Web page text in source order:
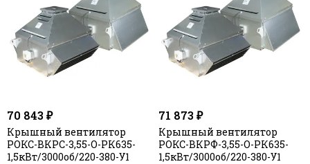
70 843 ₽
Крышный вентилятор
РОКС-ВКРС-3,55-О-РК635-
1,5кВт/3000об/220-380-У1
71 873 ₽
Крышный вентилятор
РОКС-ВКРФ-3,55-О-РК635-
1,5кВт/3000об/220-380-У1